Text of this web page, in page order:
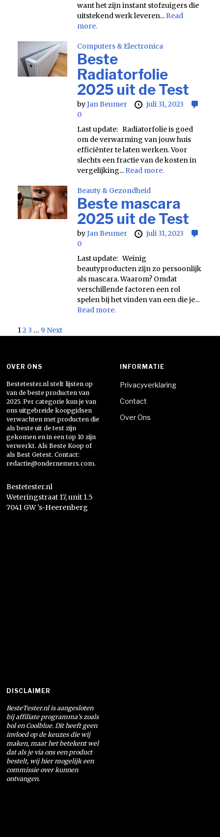
want het zijn instant stofzuigers die
uitstekend werk leveren... Read
more.
Computers & Electronica
Beste
Radiatorfolie
2025 uit de Test
byJan Beumer
juli 31, 2023
0
Last update: Radiatorfolie is goed
om de verwarming van jouw huis
efficiënter te laten werken. Voor
slechts een fractie van de kosten in
vergelijking... Read more.
Beauty & Gezondheid
Beste mascara
2025 uit de Test
byJan Beumer
juli 31, 2023
0
Last update: Weinig
beautyproducten zijn zo persoonlijk
als mascara. Waarom? Omdat
verschillende factoren een rol
spelen bij het vinden van een die je...
Read more.
Berichten
123 … 9 Next
OVER ONS
Bestetester.nl stelt lijsten op
van de beste producten van
2025. Per categorie kun je van
ons uitgebreide koopgidsen
verwachten met producten die
als beste uit de test zijn
gekomen en in een top 10 zijn
verwerkt. Als Beste Koop of
als Best Getest. Contact:
redactie@ondernemers.com.
Bestetester.nl
Weteringstraat 17, unit 1.5
7041 GW 's-Heerenberg
INFORMATIE
Privacyverklaring
Contact
Over Ons
DISCLAIMER
BesteTester.nl is aangesloten
bij affiliate programma’s zoals
bol en Coolblue. Dit heeft geen
invloed op de keuzes die wij
maken, maar het betekent wel
dat als je via ons een product
bestelt, wij hier mogelijk een
commissie over kunnen
ontvangen.